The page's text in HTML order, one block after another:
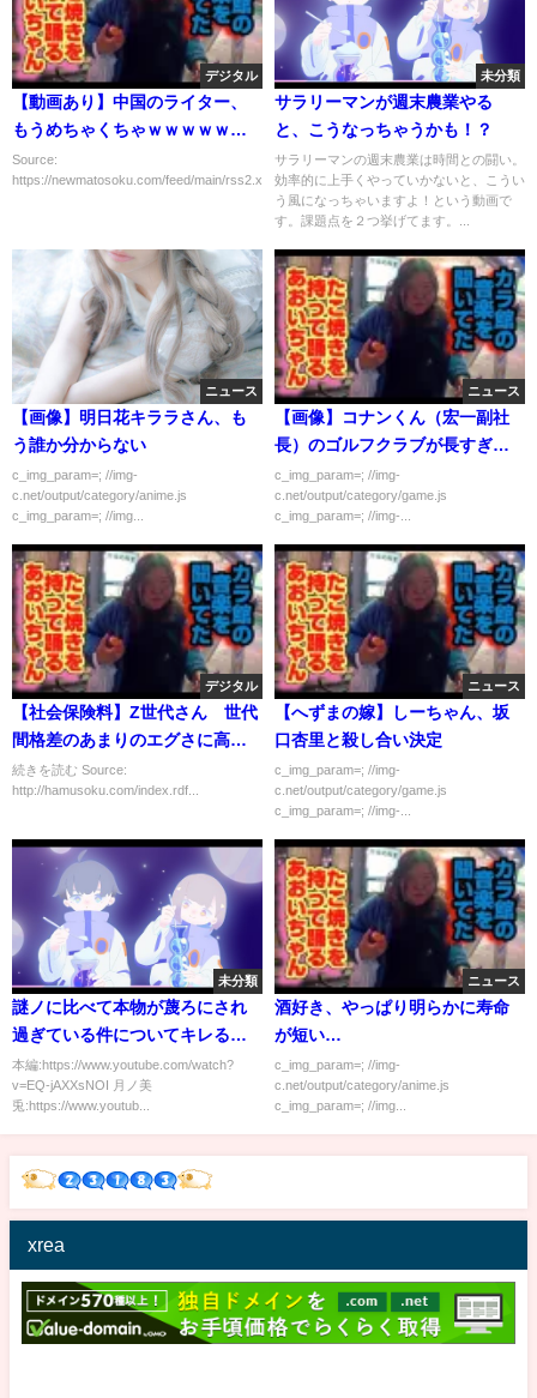
デジタル
【動画あり】中国のライター、
もうめちゃくちゃｗｗｗｗｗｗ
ｗｗｗｗｗｗｗｗｗ
Source:
https://newmatosoku.com/feed/main/rss2.xml...
未分類
サラリーマンが週末農業やる
と、こうなっちゃうかも！？
サラリーマンの週末農業は時間との闘い。
効率的に上手くやっていかないと、こうい
う風になっちゃいますよ！という動画で
す。課題点を２つ挙げてます。...
ニュース
【画像】明日花キララさん、も
う誰か分からない
c_img_param=; //img-
c.net/output/category/anime.js
c_img_param=; //img...
ニュース
【画像】コナンくん（宏一副社
長）のゴルフクラブが長すぎる
ｗｗｗｗｗ
c_img_param=; //img-
c.net/output/category/game.js
c_img_param=; //img-...
デジタル
【社会保険料】Z世代さん 世代
間格差のあまりのエグさに高齢
者への敵対心全開になってしま
う
続きを読む Source:
http://hamusoku.com/index.rdf...
ニュース
【へずまの嫁】しーちゃん、坂
口杏里と殺し合い決定
c_img_param=; //img-
c.net/output/category/game.js
c_img_param=; //img-...
未分類
謎ノに比べて本物が蔑ろにされ
過ぎている件についてキレる委
員長【にじさんじ/切り抜き】
本編:https://www.youtube.com/watch?
v=EQ-jAXXsNOI 月ノ美
兎:https://www.youtub...
ニュース
酒好き、やっぱり明らかに寿命
が短い…
c_img_param=; //img-
c.net/output/category/anime.js
c_img_param=; //img...
xrea